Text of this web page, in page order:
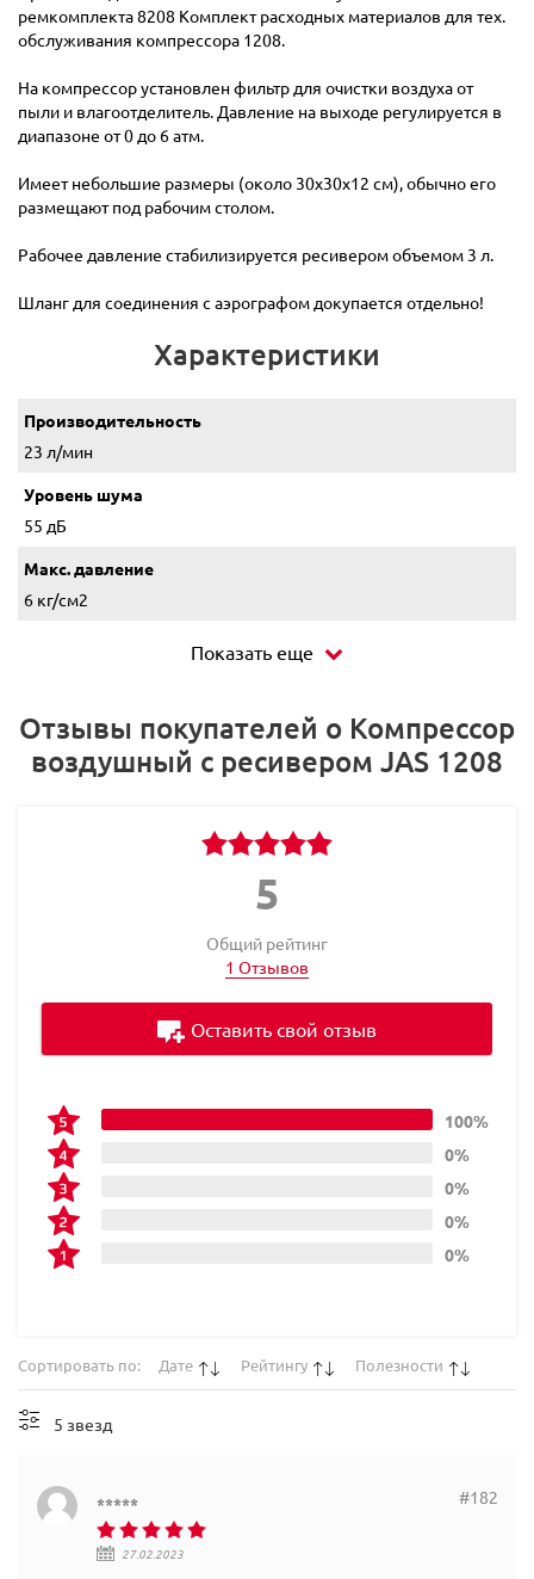
ремкомплекта 8208 Комплект расходных материалов для тех.
обслуживания компрессора 1208.
На компрессор установлен фильтр для очистки воздуха от
пыли и влагоотделитель. Давление на выходе регулируется в
диапазоне от 0 до 6 атм.
Имеет небольшие размеры (около 30х30х12 см), обычно его
размещают под рабочим столом.
Рабочее давление стабилизируется ресивером объемом 3 л.
Шланг для соединения с аэрографом докупается отдельно!
Характеристики
Производительность
23 л/мин
Уровень шума
55 дБ
Макс. давление
6 кг/см2
Показать еще
Отзывы покупателей о Компрессор
воздушный с ресивером JAS 1208
5
Общий рейтинг
1 Отзывов
100%
0%
0%
0%
0%
Оставить свой отзыв
Сортировать по: Дате Рейтингу Полезности
5 звезд
#182
*****
27.02.2023